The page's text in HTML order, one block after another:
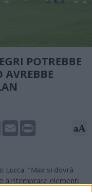
POTREBBE
AVREBBE
Copy
Link
Email aA
Lucca: "Max si dovrà
a ritemprare elementi